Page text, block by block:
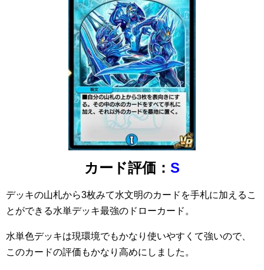
カード評価： S
デッキの山札から3枚みて水文明のカードを手札に加えるこ
とができる水単デッキ最強のドローカード。
水単色デッキは現環境でもかなり使いやすくて強いので、
このカードの評価もかなり高めにしました。